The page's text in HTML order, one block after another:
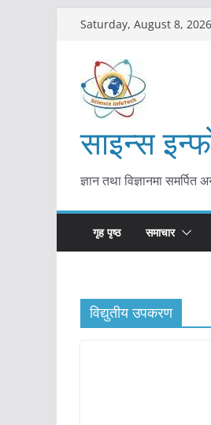
content
Saturday, August 8, 2026
साइन्स
ज्ञान तथा विज्ञानमा समर्पित
गृह पृष्ठ समाचार
विद्युतीय उपकरण